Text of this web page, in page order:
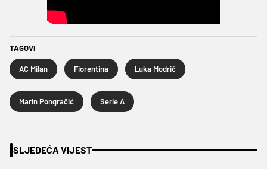
TAGOVI
AC Milan Fiorentina Luka Modrić
Marin Pongračić Serie A
SLJEDEĆA VIJEST